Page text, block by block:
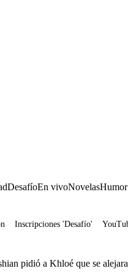
DesafíoEn vivoNovelasHumor
Inscripciones 'Desafío'
pidió a Khloé que se